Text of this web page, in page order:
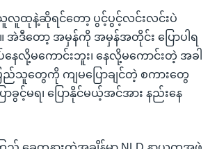
လူထုနဲ့ဆိုရင်တော့ ပွင့်ပွင့်လင်းလင်းပဲ
တော့ အမှန်ကို အမှန်အတိုင်း ပြောပါရ
နေလို့မကောင်းဘူး၊ နေလို့မကောင်းတဲ့ အခါ
ည်သူတွေကို ကျမပြောချင်တဲ့ စကားတွေ
ခွင့်မရ၊ ပြောနိုင်မယ့်အင်အား နည်းနေ